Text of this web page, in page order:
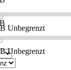
Unbegrenzt
Unbegrenzt